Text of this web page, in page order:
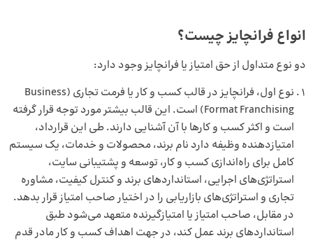
انواع فرانچایزچیست؟
دو نوع متداول از حق امتیاز یا فرانچایز وجود دارد:
نوع اول، فرانچایز در قالب کسب و کار یا فرمت تجاری (Business
Format Franchising) است. این قالب بیشتر مورد توجه قرار گرفته‌
است و اکثر کسب و کارها با آن آشنایی دارند. طی این قرارداد،
امتیازدهنده وظیفه دارد نام برند، محصولات و خدمات، یک سیستم
کامل برای راه‌اندازی کسب و کار، توسعه و پشتیبانی سایت،
استراتژی‌های اجرایی، استانداردهای برند و کنترل کیفیت، مشاوره
تجاری و استراتژی‌های بازاریابی را در اختیار صاحب امتیاز قرار بدهد.
در مقابل، صاحب امتیاز یا امتیازگیرنده متعهد می‌شود طبق
استانداردهای برند عمل کند، در جهت اهداف کسب و کار مادر قدم